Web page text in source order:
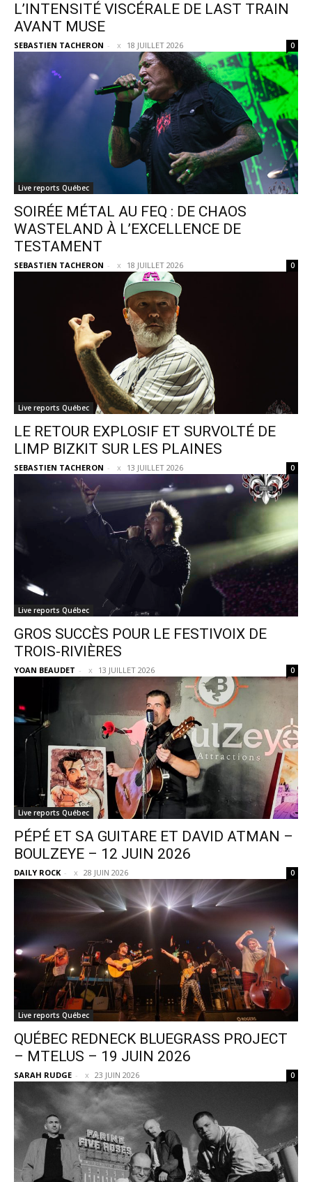
L’INTENSITÉ VISCÉRALE DE LAST TRAIN
AVANT MUSE
SEBASTIEN TACHERON - 18 JUILLET 2026 0
Live reports Québec
SOIRÉE MÉTAL AU FEQ : DE CHAOS
WASTELAND À L’EXCELLENCE DE
TESTAMENT
SEBASTIEN TACHERON - 18 JUILLET 2026 0
Live reports Québec
LE RETOUR EXPLOSIF ET SURVOLTÉ DE
LIMP BIZKIT SUR LES PLAINES
SEBASTIEN TACHERON - 13 JUILLET 2026 0
Live reports Québec
GROS SUCCÈS POUR LE FESTIVOIX DE
TROIS-RIVIÈRES
YOAN BEAUDET - 13 JUILLET 2026 0
Live reports Québec
PÉPÉ ET SA GUITARE ET DAVID ATMAN –
BOULZEYE – 12 JUIN 2026
DAILY ROCK - 28 JUIN 2026 0
Live reports Québec
QUÉBEC REDNECK BLUEGRASS PROJECT
– MTELUS – 19 JUIN 2026
SARAH RUDGE - 23 JUIN 2026 0